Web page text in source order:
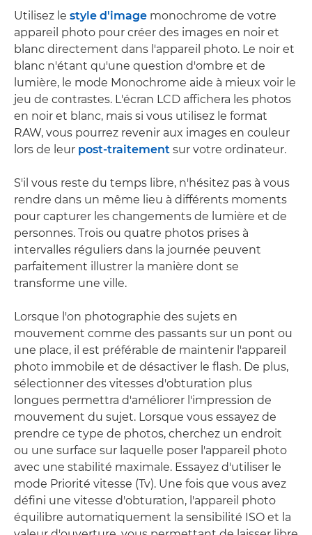
Utilisez le style d'image monochrome de votre
appareil photo pour créer des images en noir et
blanc directement dans l'appareil photo. Le noir et
blanc n'étant qu'une question d'ombre et de
lumière, le mode Monochrome aide à mieux voir le
jeu de contrastes. L'écran LCD affichera les photos
en noir et blanc, mais si vous utilisez le format
RAW, vous pourrez revenir aux images en couleur
lors de leur post-traitement sur votre ordinateur.
S'il vous reste du temps libre, n'hésitez pas à vous
rendre dans un même lieu à différents moments
pour capturer les changements de lumière et de
personnes. Trois ou quatre photos prises à
intervalles réguliers dans la journée peuvent
parfaitement illustrer la manière dont se
transforme une ville.
Lorsque l'on photographie des sujets en
mouvement comme des passants sur un pont ou
une place, il est préférable de maintenir l'appareil
photo immobile et de désactiver le flash. De plus,
sélectionner des vitesses d'obturation plus
longues permettra d'améliorer l'impression de
mouvement du sujet. Lorsque vous essayez de
prendre ce type de photos, cherchez un endroit
ou une surface sur laquelle poser l'appareil photo
avec une stabilité maximale. Essayez d'utiliser le
mode Priorité vitesse (Tv). Une fois que vous avez
défini une vitesse d'obturation, l'appareil photo
équilibre automatiquement la sensibilité ISO et la